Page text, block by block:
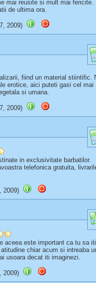
mai reusite si mult mai fericite.
de ultima ora.
27, 2009)
fiind un material stiintific.
erotice, aici puteti gasi cel mai
si umana.
17, 2009)
in exclusivitate barbatilor.
telefonica gratuita,
2; Site adaugat: Aug 3, 2009)
aceea este important ca tu sa iti
chiar acum si intreaba
usoara decat iti imaginezi.
5; Site adaugat: Sep 8, 2009)